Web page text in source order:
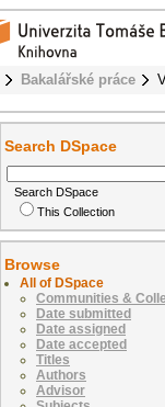
Bakalářské práce
Search DSpace
Search DSpace
This Collection
Browse
All of DSpace
Communities &
Date submitted
Date assigned
Date accepted
Titles
Authors
Advisor